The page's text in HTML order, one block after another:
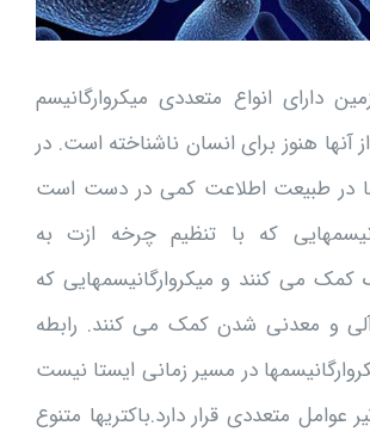
دارای انواع متعددی میکروارگانیسم
هنوز برای انسان ناشناخته است. در
در طبیعت اطلاعت کمی در دست است
که با تنظیم چرخه ازت به
می کنند و میکروارگانیسمهایی که
و معدنی شدن کمک می کنند. رابطه
در مسیر زمانی ایستا نیست
عوامل متعددی قرار دارد.باکتریها متنوع